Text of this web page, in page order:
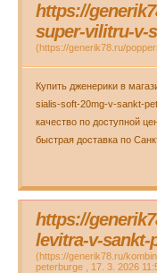
https://
super-vilitru-v-
(https://generik78.ru/
Купить дженерики в
sialis-soft-20mg-v-sankt-
качество по доступной
быстрая доставка по
https://
levitra-v-sankt-
(https://generik78.ru/
peterburge
17. 3. 2026